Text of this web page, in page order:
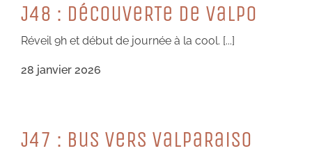
J48 : DéCouVeRTe De VaLPo
Réveil 9h et début de journée à la cool. [...]
28 janvier 2026
J47 : BuS VeRS VaLPaRaiSo